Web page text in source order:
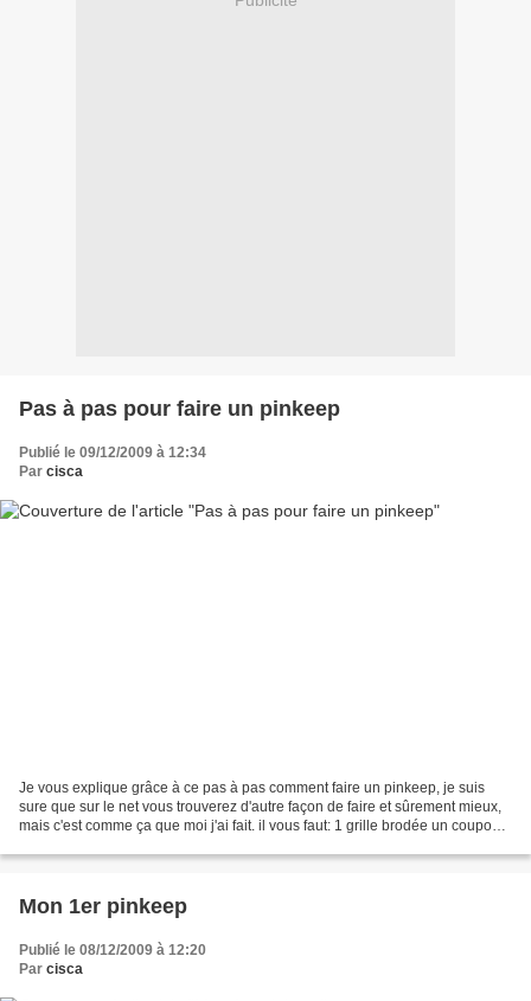
Pas à pas pour faire un pinkeep
Publié le 09/12/2009 à 12:34
Par cisca
Je vous explique grâce à ce pas à pas comment faire un pinkeep, je suis
sure que sur le net vous trouverez d'autre façon de faire et sûrement mieux,
mais c'est comme ça que moi j'ai fait. il vous faut: 1 grille brodée un coupon
Mon 1er pinkeep
Publié le 08/12/2009 à 12:20
Par cisca